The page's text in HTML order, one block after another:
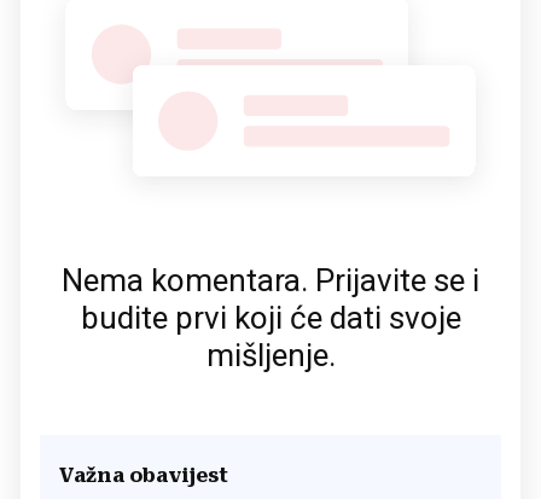
Nema komentara. Prijavite se i
budite prvi koji će dati svoje
mišljenje.
Važna obavijest